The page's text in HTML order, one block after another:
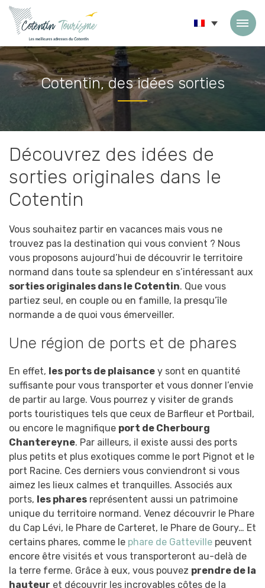
Passer au contenu
Cotentin, des idées sorties
Cotentin, des idées sorties
Découvrez des idées de
sorties originales dans le
Cotentin
Vous souhaitez partir en vacances mais vous ne
trouvez pas la destination qui vous convient ? Nous
vous proposons aujourd’hui de découvrir le territoire
normand dans toute sa splendeur en s’intéressant aux
sorties originales dans le Cotentin. Que vous
partiez seul, en couple ou en famille, la presqu’île
normande a de quoi vous émerveiller.
Une région de ports et de phares
En effet, les ports de plaisance y sont en quantité
suffisante pour vous transporter et vous donner l’envie
de partir au large. Vous pourrez y visiter de grands
ports touristiques tels que ceux de Barfleur et Portbail,
ou encore le magnifique port de Cherbourg
Chantereyne. Par ailleurs, il existe aussi des ports
plus petits et plus exotiques comme le port Pignot et le
port Racine. Ces derniers vous conviendront si vous
aimez les lieux calmes et tranquilles. Associés aux
ports, les phares représentent aussi un patrimoine
unique du territoire normand. Venez découvrir le Phare
du Cap Lévi, le Phare de Carteret, le Phare de Goury… Et
certains phares, comme le phare de Gatteville peuvent
encore être visités et vous transporteront au-delà de
la terre ferme. Grâce à eux, vous pouvez prendre de la
hauteur et découvrir les incroyables côtes de la